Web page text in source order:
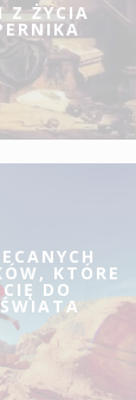
Z ŻYCIA
KTÓRE
DO